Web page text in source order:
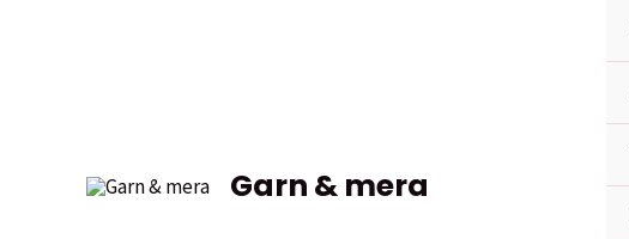
Garn & mera